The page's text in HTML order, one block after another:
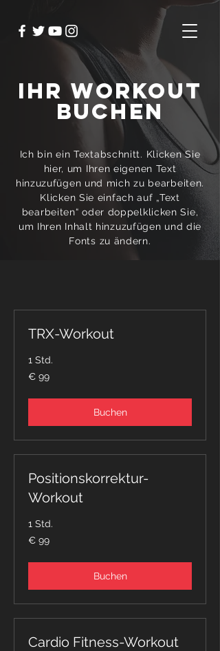
IHR WORKOUT
BUCHEN
Ich bin ein Textabschnitt. Klicken Sie
hier, um Ihren eigenen Text
hinzuzufügen und mich zu bearbeiten.
Klicken Sie einfach auf „Text
bearbeiten“ oder doppelklicken Sie,
um Ihren Inhalt hinzuzufügen und die
Fonts zu ändern.
TRX-Workout
1 Std.
99
Euro
€ 99
Buchen
Positionskorrektur-
Workout
1 Std.
99
Euro
€ 99
Buchen
Cardio Fitness-Workout